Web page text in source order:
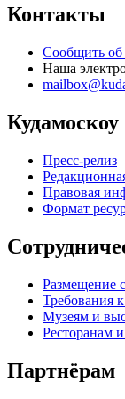
Контакты
Сообщить
Наша
Кудамоскоу
Пресс-релиз
Правовая
Формат
Размещение
Требования
Музеям и
Ресторанам
Партнёрам